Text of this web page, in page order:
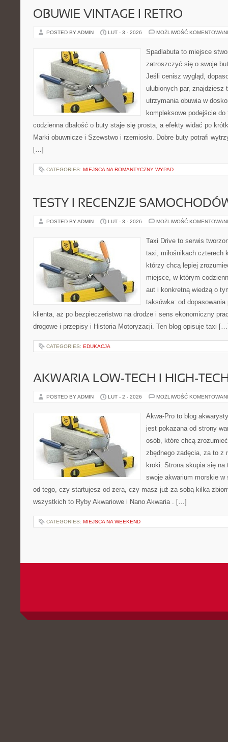
OBUWIE VINTAGE I RETRO
POSTED BY ADMIN LUT - 3 - 2026 MOŻLIWOŚĆ
Spadlabuta to miejsce
zatroszczyć się o swoje
Jeśli cenisz wygląd,
ulubionych par, znajdziesz
utrzymania obuwia w
kompleksowe podejście
codzienna dbałość o buty staje się prosta, a efekty widać po
Marki obuwnicze i Szewstwo i rzemiosło. Dobre buty potrafi
[…]
CATEGORIES: MIEJSCA NA ROMANTYCZNY WYPAD
TESTY I RECENZJE
POSTED BY ADMIN LUT - 3 - 2026 MOŻLIWOŚĆ
Taxi Drive to serwis
taxi, miłośnikach czterech
którzy chcą lepiej
miejsce, w którym
aut i konkretną wiedzą o
taksówka: od dopasowania
klienta, aż po bezpieczeństwo na drodze i sens ekonomiczny
drogowe i przepisy i Historia Motoryzacji. Ten blog opisuje taxi
CATEGORIES: EDUKACJA
AKWARIA LOW-TECH I HIGH-
POSTED BY ADMIN LUT - 2 - 2026 MOŻLIWOŚĆ
Akwa-Pro to blog
jest pokazana od strony
osób, które chcą
zbędnego zadęcia, za to z
kroki. Strona skupia się na
swoje akwarium morskie
od tego, czy startujesz od zera, czy masz już za sobą kilka
wszystkich to Ryby Akwariowe i Nano Akwaria . […]
CATEGORIES: MIEJSCA NA WEEKEND